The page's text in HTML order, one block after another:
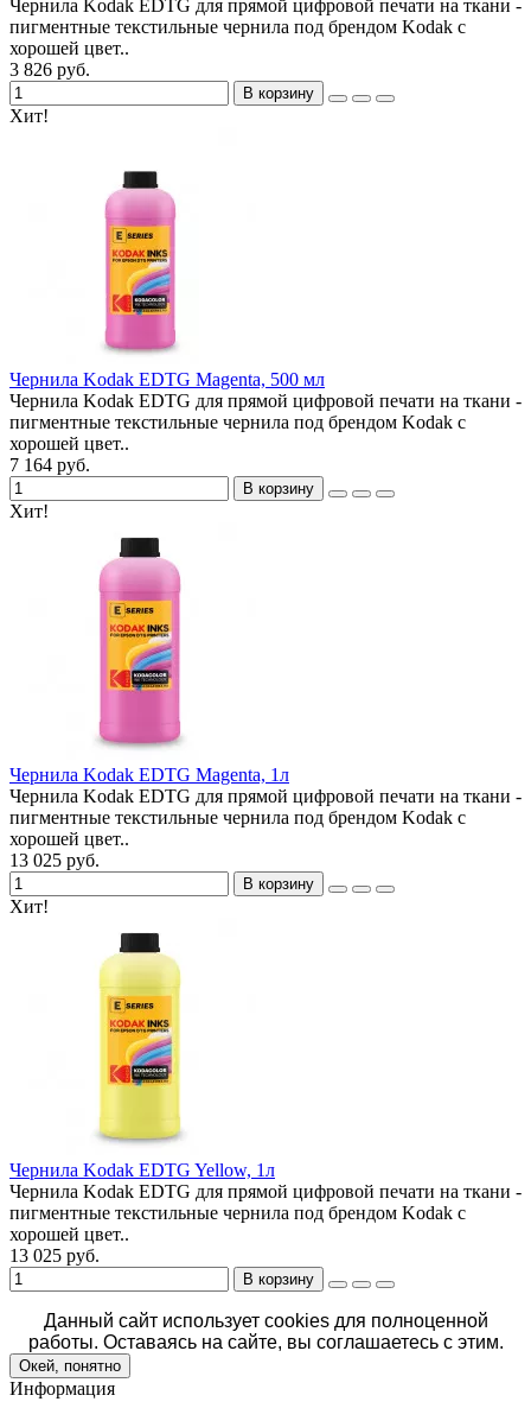
Чернила Kodak EDTG для прямой цифровой печати на ткани -
пигментные текстильные чернила под брендом Kodak с
хорошей цвет..
3 826 руб.
В корзину
Хит!
Чернила Kodak EDTG Magenta, 500 мл
Чернила Kodak EDTG для прямой цифровой печати на ткани -
пигментные текстильные чернила под брендом Kodak с
хорошей цвет..
7 164 руб.
В корзину
Хит!
Чернила Kodak EDTG Magenta, 1л
Чернила Kodak EDTG для прямой цифровой печати на ткани -
пигментные текстильные чернила под брендом Kodak с
хорошей цвет..
13 025 руб.
В корзину
Хит!
Чернила Kodak EDTG Yellow, 1л
Чернила Kodak EDTG для прямой цифровой печати на ткани -
пигментные текстильные чернила под брендом Kodak с
хорошей цвет..
13 025 руб.
В корзину
Данный сайт использует cookies для полноценной
работы. Оставаясь на сайте, вы соглашаетесь с этим.
Окей, понятно
Информация